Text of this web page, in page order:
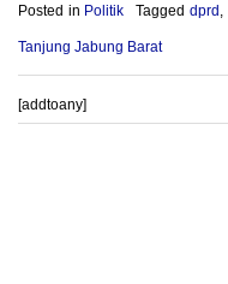
Posted in Politik Taggeddprd
Tanjung Jabung Barat
[addtoany]